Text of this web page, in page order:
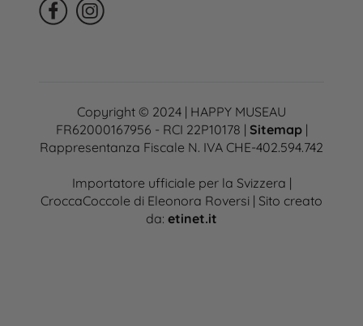
Copyright © 2024 | HAPPY MUSEAU
FR62000167956 - RCI 22P10178 | Sitemap|
Rappresentanza Fiscale N. IVA CHE-402.594.742
Importatore ufficiale per la Svizzera |
CroccaCoccole di Eleonora Roversi | Sito creato
da: etinet.it